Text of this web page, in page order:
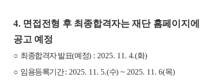
4. 면접전형 후 최종합격자는 재단 홈페이지에
공고 예정
○ 최종합격자 발표(예정) : 2025. 11. 4.(화)
○ 임용등록기간: 2025. 11. 5.(수) ~ 2025. 11. 6(목)